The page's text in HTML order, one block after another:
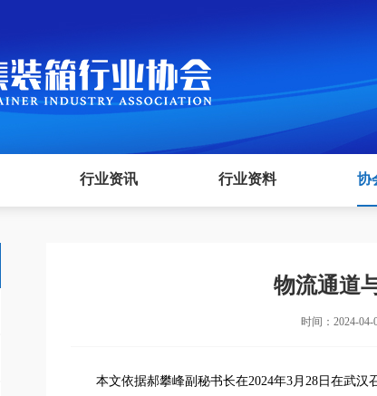
行业资讯 行业资料 协
物流通道
时间：2024-04-
本文依据郝攀峰副秘书长在2024年3月28 日在武汉